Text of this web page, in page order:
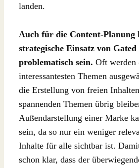
landen.
Auch für die Content-Planung
strategische Einsatz von
problematisch sein. Oft werden
interessantesten Themen
die Erstellung von freien
spannenden Themen übrig
Außendarstellung einer Marke
sein, da so nur ein weniger
Inhalte für alle sichtbar ist.
schon klar, dass der